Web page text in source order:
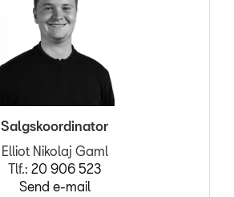
Salgskoordinator
Elliot Nikolaj Gaml
Tlf.: 20 906 523
Send e-mail